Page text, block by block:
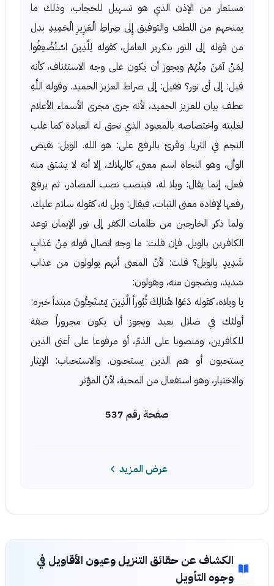
مستعار من الإذن الذي هو تسهيل للحجاب، وذلك ما
يمنحهم من اللطف والتوفيق إِلى صِراطِ الْعَزِيزِ الْحَمِيدِ بدل
من قوله إلى النور بتكرير العامل، كقوله لِلَّذِينَ اسْتُضْعِفُوا
لِمَنْ آمَنَ مِنْهُمْ ويجوز أن يكون على وجه الاستئناف، كأنه
قيل: إلى أى نور؟ فقيل: إلى صراط العزيز الحميد. وقوله اللَّهِ
عطف بيان للعزيز الحميد، لأنه جرى مجرى الأسماء الأعلام
لغلبته واختصاصه بالمعبود الذي تحق له العبادة كما غلب
النجم في الثريا. وقرئ بالرفع على: هو الله. الويل: نقيض
الوأل، وهو النجاة اسم معنى، كالهلاك، إلا أنه لا يشتق منه
فعل، إنما يقال: ويلا له، فينصب نصب المصادر، ثم يرفع
رفعها لإفادة معنى الثبات، فيقال: ويل له، كقوله سلام عليك.
ولما ذكر الخارجين من ظلمات الكفر إلى نور الإيمان توعد
الكافرين بالويل. فإن قلت: ما وجه اتصال قوله مِنْ عَذابٍ
شَدِيدٍ بالويل؟ قلت: لأنّ المعنى أنهم يولولون من عذاب
شديد، ويضجون منه، ويقولون:
يا ويلاه، كقوله دَعَوْا هُنالِكَ ثُبُوراً الَّذِينَ يَسْتَحِبُّونَ مبتدأ خبره:
أولئك في ضلال بعيد ويجوز أن يكون مجروراً صفة
للكافرين، ومنصوبا على الذمّ، أو مرفوعا على أعنى الذين
يستحبون أو هم الذين يستحبون. والاستحباب: الإيثار
والاختيار، وهو استفعال من المحبة، لأنّ المؤثر
صفحة رقم 537
عرض المزيد
الكشاف عن حقائق التنزيل وعيون الأقاويل في
وجوه التأويل